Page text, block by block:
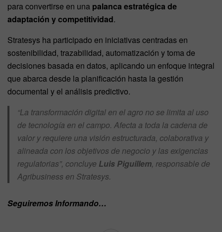
para convertirse en una palanca estratégica de
adaptación y competitividad.
Stratesys ha participado en iniciativas centradas en
sostenibilidad, trazabilidad, automatización y toma de
decisiones basada en datos, aplicando un enfoque integral
que abarca desde la planificación hasta la gestión
documental y el análisis predictivo.
“La transformación digital en el agro no se limita al uso
de tecnología en el campo. Afecta a toda la cadena de
valor y requiere una visión estructurada, colaborativa y
alineada con los objetivos de negocio y las exigencias
regulatorias”, concluye Luis Piguillem, responsable de
Agribusiness en Stratesys.
Seguiremos Informando…